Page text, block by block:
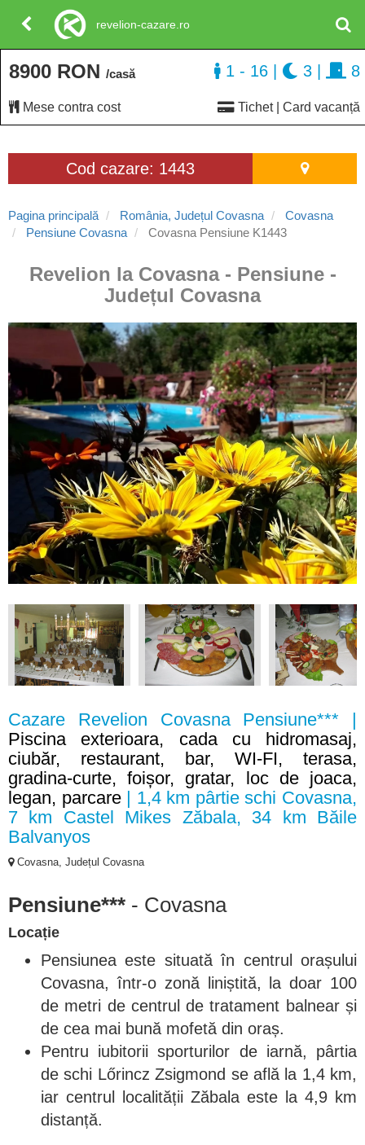
Cod cazare: 1443
Pagina principală România, Județul Covasna
Covasna
Pensiune Covasna
Covasna Pensiune K1443
Revelion la Covasna - Pensiune -
Județul Covasna
Cazare Revelion Covasna Pensiune*** |
Piscina exterioara, cada cu hidromasaj,
ciubăr, restaurant, bar, WI-FI, terasa,
gradina-curte, foișor, gratar, loc de joaca,
legan, parcare| 1,4 km pârtie schi Covasna,
7 km Castel Mikes Zăbala, 34 km Băile
Balvanyos
Covasna, Județul Covasna
Pensiune*** - Covasna
Locație
Pensiunea este situată în centrul orașului
Covasna, într-o zonă liniștită, la doar 100
de metri de centrul de tratament balnear și
de cea mai bună mofetă din oraș.
Pentru iubitorii sporturilor de iarnă, pârtia
de schi Lőrincz Zsigmond se află la 1,4 km,
iar centrul localității Zăbala este la 4,9 km
distanță.
8900 RON /casă
Mese contra cost Tichet | Card vacanță
1 - 16 3 8
revelion-cazare.ro